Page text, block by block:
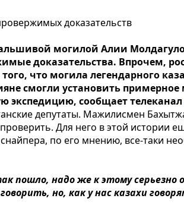
доказательств
могилой Алии
доказательства. Впрочем,
что могила легендарного
смогли установить примерное
экспедицию, сообщает телеканал
депутаты. Мажилисмен
Для него в этой истории
по его мнению, все-таки
пошло, надо же к этому серьезно
но, как у нас казахи